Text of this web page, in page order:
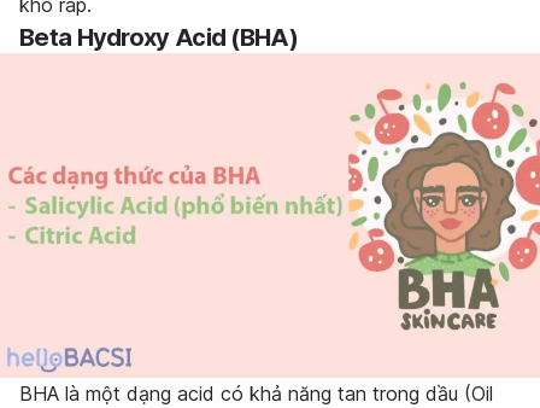
Beta Hydroxy Acid (BHA)
BHA là một dạng acid có khả năng tan trong dầu (Oil